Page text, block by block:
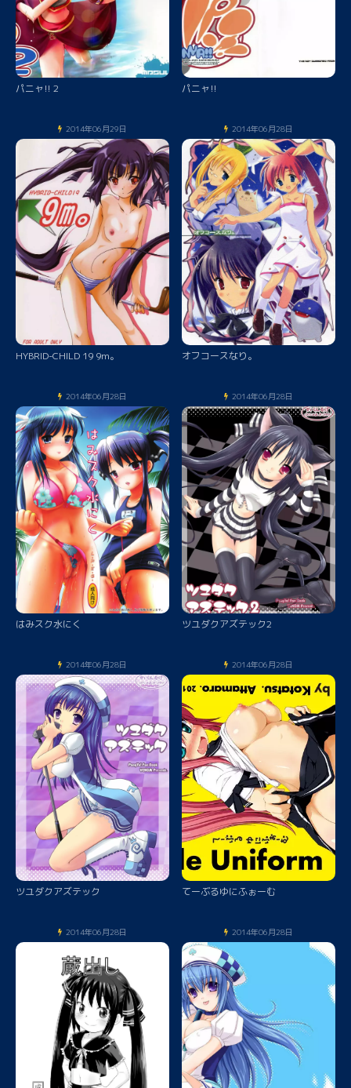
パニャ!! 2 パニャ!!
2014年06月29日
HYBRID-CHILD 19 9m。
2014年06月28日
オフコースなり。
2014年06月28日
はみスク水にく
2014年06月28日
ツユダクアズテック2
2014年06月28日
ツユダクアズテック
2014年06月28日
てーぶるゆにふぉーむ
2014年06月28日 2014年06月28日